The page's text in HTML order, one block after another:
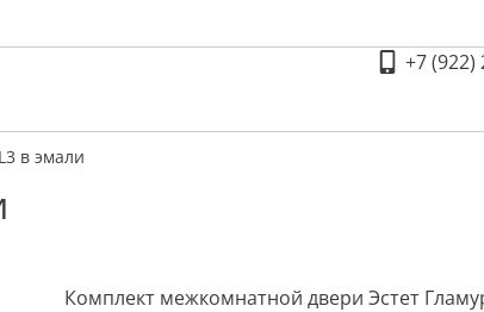
+7 (922)
в эмали
Комплект межкомнатной двери Эстет